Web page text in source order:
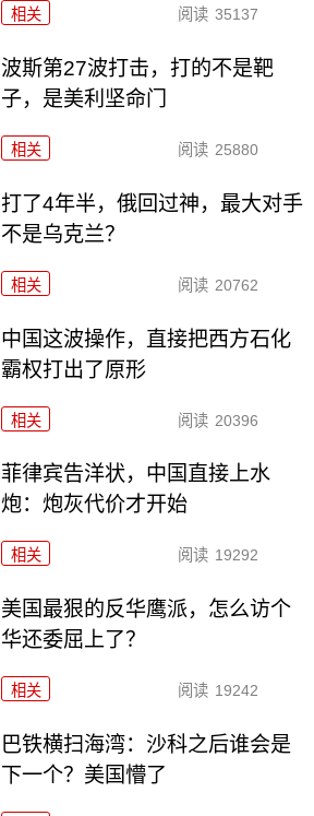
相关 阅读 35137
波斯第27波打击，打的不是靶
子，是美利坚命门
相关 阅读 25880
打了4年半，俄回过神，最大对手
不是乌克兰？
相关 阅读 20762
中国这波操作，直接把西方石化
霸权打出了原形
相关 阅读 20396
菲律宾告洋状，中国直接上水
炮：炮灰代价才开始
相关 阅读 19292
美国最狠的反华鹰派，怎么访个
华还委屈上了？
相关 阅读 19242
巴铁横扫海湾：沙科之后谁会是
下一个？美国懵了